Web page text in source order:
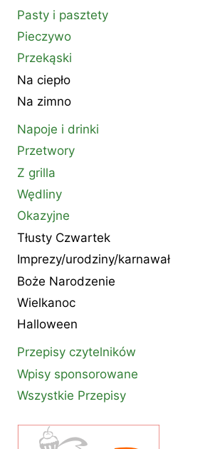
Pasty i pasztety
Pieczywo
Przekąski
Na ciepło
Na zimno
Napoje i drinki
Przetwory
Z grilla
Wędliny
Okazyjne
Tłusty Czwartek
Imprezy/urodziny/karnawał
Boże Narodzenie
Wielkanoc
Halloween
Przepisy czytelników
Wpisy sponsorowane
Wszystkie Przepisy